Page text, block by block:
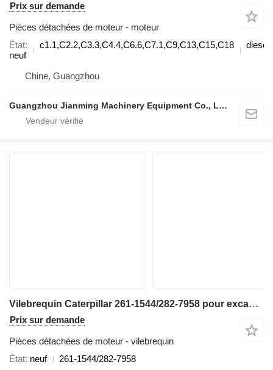
Prix sur demande
Pièces détachées de moteur - moteur
État
neuf
c1.1,C2.2,C3.3,C4.4,C6.6,C7.1,C9,C13,C15,C18 diesel
Chine, Guangzhou
Guangzhou Jianming Machinery Equipment Co., Ltd.
Vilebrequin Caterpillar 261-1544/282-7958 pour excavateur
Prix sur demande
Pièces détachées de moteur - vilebrequin
État neuf
261-1544/282-7958